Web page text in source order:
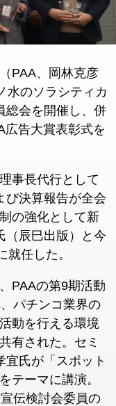
PAA、岡林克彦
水のソラシティカ
総会を開催し、併
広告大賞表彰式を
事長代行として
び決算報告が全会
の強化として新
（辰巳出版）と今
任した。
PAAの第9期活動
パチンコ業界の
動を行える環境
有された。セミ
氏が「スポット
テーマに講演。
伝検討会委員の